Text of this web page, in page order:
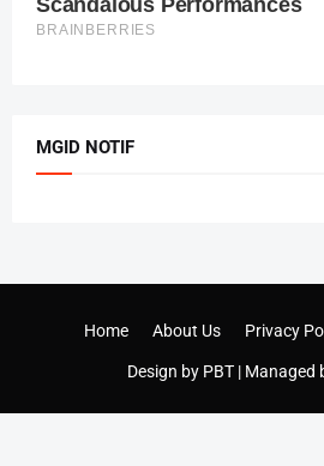
MGID NOTIF
Design by PBT| Managed
Home About Us Privacy